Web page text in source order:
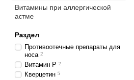
Витамины при аллергической
астме
Раздел
Противоотечные препараты для
носа 2
Витамин Р 2
Кверцетин 5